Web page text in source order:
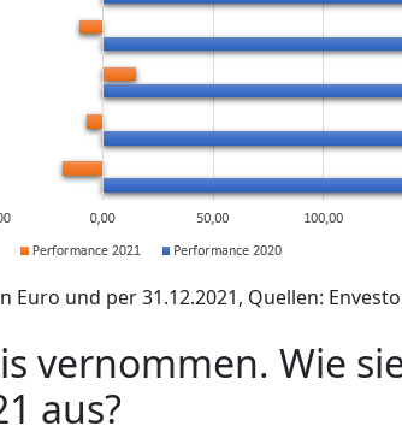
Euro und per 31.12.2021, Quellen:
vernommen. Wie
aus?